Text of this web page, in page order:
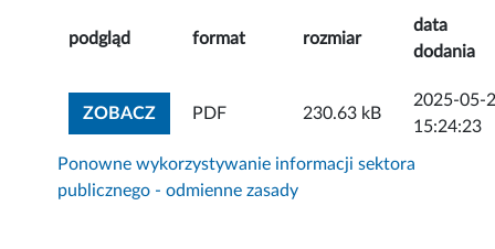
podgląd format rozmiar
data
dodania
ZOBACZZOBACZ ZAŁĄCZNIK
PDF 230.63 kB
2025-05-
15:24:23
Ponowne wykorzystywanie informacji sektora
publicznego - odmienne zasady